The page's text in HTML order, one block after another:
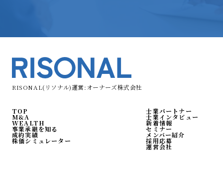
RISONAL(リソナル)運営:オーナーズ株式会社
TOP
M&A
WEALTH
事業承継を知る
成約実績
株価シミュレーター
士業パートナー
士業インタビュー
新着情報
セミナー
メンバー紹介
採用応募
運営会社